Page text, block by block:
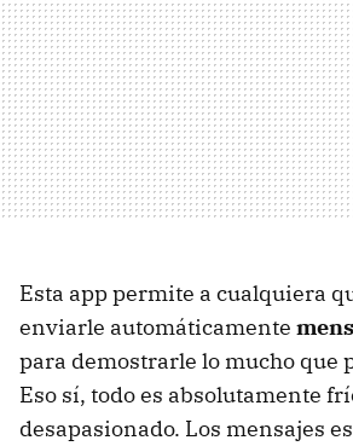
Esta app permite a cualquiera
enviarle automáticamente
para demostrarle lo mucho que
Eso sí, todo es absolutamente
desapasionado. Los mensajes